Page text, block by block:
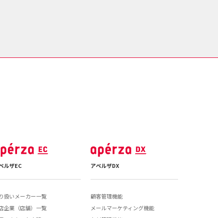
ルザEC
扱いメーカー一覧
企業（店舗）一覧
アペルザDX
顧客管理機能
メールマーケティング機能